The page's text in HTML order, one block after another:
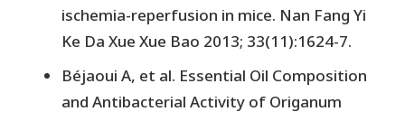
ischemia-reperfusion in mice. Nan Fang Yi
Ke Da Xue Xue Bao 2013; 33(11):1624-7.
Béjaoui A, et al. Essential Oil Composition
and Antibacterial Activity of Origanum